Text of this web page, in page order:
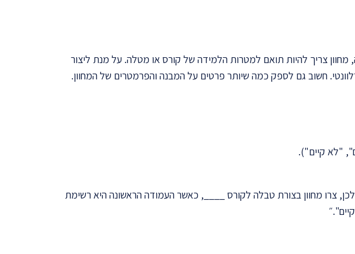
צריך להיות תואם למטרות הלמידה של קורס או מטלה. על מנת ליצור
חשוב גם לספק כמה שיותר פרטים על המבנה והפרמטרים של המחוון.
"לא קיים").
צרו מחוון בצורת טבלה לקורס ____, כאשר העמודה הראשונה היא רשימת